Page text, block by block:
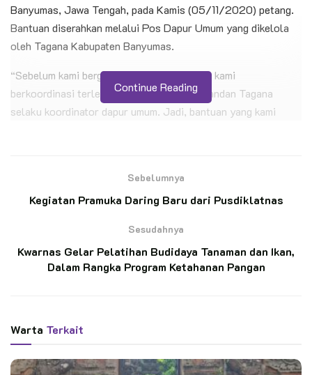
Banyumas, Jawa Tengah, pada Kamis (05/11/2020) petang.
Bantuan diserahkan melalui Pos Dapur Umum yang dikelola
oleh Tagana Kabupaten Banyumas.
“Sebelum kami bergerak ke lokasi bencana, kami
berkoordinasi terlebih dahulu dengan Komandan Tagana
selaku koordinator dapur umum. Jadi, bantuan yang kami
Denpasar Siap Unjuk Gigi di Jamnas XII
Kunjungi Perkemahan di SMA Negeri
Bumbung Kemanusiaan, iuran sukarela warga Ambalan
Continue Reading
Sebelumnya
Kegiatan Pramuka Daring Baru dari Pusdiklatnas
Sesudahnya
Kwarnas Gelar Pelatihan Budidaya Tanaman dan Ikan,
Dalam Rangka Program Ketahanan Pangan
Warta Terkait